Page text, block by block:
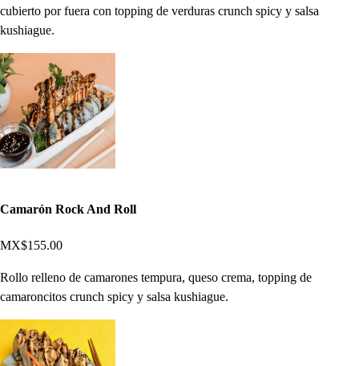
cubierto por fuera con topping de verduras crunch spicy y salsa
kushiague.
Camarón Rock And Roll
MX$155.00
Rollo relleno de camarones tempura, queso crema, topping de
camaroncitos crunch spicy y salsa kushiague.